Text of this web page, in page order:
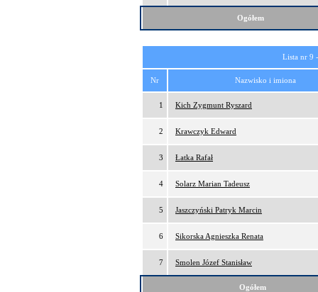
Ogółem
Lista nr 9
Nr Nazwisko i imiona
1 Kich Zygmunt Ryszard
2 Krawczyk Edward
3 Łatka Rafał
4 Solarz Marian Tadeusz
5 Jaszczyński Patryk Marcin
6 Sikorska Agnieszka Renata
7 Smolen Józef Stanisław
Ogółem